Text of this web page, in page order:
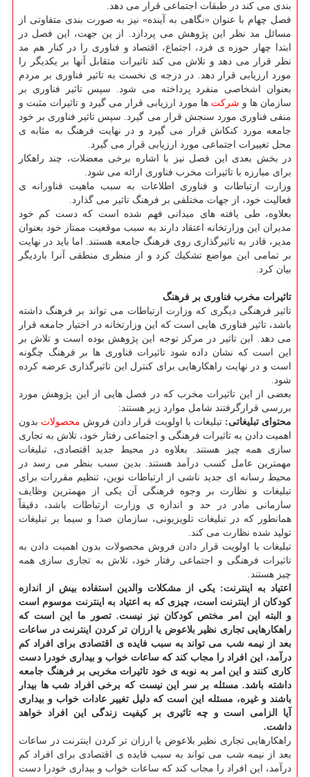
بندی می كند در طبقات اجتماعی قرار می دهد.
فصل چهام با عنوان «نگاهی به آینده» نیز به صورت بندی متفاوتی از
مسائل مد نظر این پژوهش می پردازد. از ین جهت، این فصل در
ابتدا چهار حوزه ی فرد، اجتماع، اقتصاد و فناوری را در كنار هم مد
نظر قرار می دهد و تلاش می كند تاثیرات متقابل آنها بر یكدیگر را
مورد ارزیابی قرار دهد. در درجه ی نخست به تاثیر فناوری بر مردم
بعنوان اشخاصی منفرد پرداخته می شود. سپس تاثیر فناوری بر
سازمان ها و شركت ها مورد ارزیابی قرار می گیرد و تاثیرات مثبت و
منفی فناوری مورد سنجش قرار می گیرد. سپس تاثیر فناوری بر خود
جامعه مورد كنكاش قرار می گیرد و در نهایت فرهنگ به مثابه ی
محل تغییرات اجتماعی مورد ارزیابی قرار می گیرد.
در بخش بعدی این فصل نیز با اشاره برخی معضلات، چند راهكار
برای مبارزه با تاثیرات مخرب فناوری ارائه می شود.
وزارت ارتباطات و فناوری اطلاعات به سبب ماهیت فناورانه ی
فعالیت خود، از جهات مختلفی بر فرهنگ تاثیر می گذارد.
بعلاوه، طی یافته های میدانی فهم شده است كه دست كم خود
مدیران این وزارتخانه اعتقاد دارند به سبب موقعیت ممتاز خود بعنوان
مدیر، قادر به تاثیرگذاری روی فرهنگ جامعه هستند. اما باید در نهایت
بر تمامی این مواضع تشكیك كرد و از منظری منطقی آنرا باردیگر
بیان كرد.
تاثیرات مخرب فناوری بر فرهنگ
تاثیر فرهنگی دیگری كه وزارت ارتباطات می تواند بر فرهنگ داشته
باشد، تاثیر فناوری هایی است كه این وزارتخانه در اختیار جامعه قرار
می دهد. این تاثیر در مركز توجه این پژوهش بوده است و تلاش بر
این است كه نشان داده شود تاثیرات فناوری ها بر فرهنگ چگونه
است و در نهایت راهكارهایی برای كنترل این تاثیرگذاری عرضه كرده
شود.
بعضی از این تاثیرات مخرب كه در فصل هایی از این پژوهش مورد
بررسی قرارگرفتند شامل موارد زیر هستند:
محتوای تبلیغاتی:تبلیغات با اولویت قرار دادن فروش محصولات بدون
اهمیت دادن به تاثیرات فرهنگی و اجتماعی رفتار خود، تلاش به تجاری
سازی همه چیز هستند. بعلاوه در محیط جدید اقتصادی، تبلیغات
مهمترین عامل كسب درآمد هستند. بدین سبب بنظر می رسد در
محیط رسانه ای جدید ناشی از ارتباطات نوین، تنظیم مقررات برای
تبلیغات و نظارت بر وجوه فرهنگی آن یكی از مهمترین وظایف
سازمانی مادر در حد و اندازه ی وزارت ارتباطات باشد، دقیقاً
همانطور كه در تبلیغات تلویزیونی، سازمان صدا و سیما بر تبلیغات
تولید شده نظارت می كند.
تبلیغات با اولویت قرار دادن فروش محصولات بدون اهمیت دادن به
تاثیرات فرهنگی و اجتماعی رفتار خود، تلاش به تجاری سازی همه
چیز هستند.
اعتیاد به اینترنت: یكی از مشكلات والدین استفاده بیش از اندازه
كودكان از اینترنت است، چیزی كه به اعتیاد به اینترنت موسوم است
و البته این امر مختص كودكان نیز نیست. تصور ما این است كه
راهكارهایی تجاری نظیر بلاعوض یا ارزان تر كردن اینترنت در ساعات
بعد از نیمه شب می تواند به سبب فایده ی اقتصادی برای افراد كم
درآمد، این افراد را مجاب كند كه ساعات خواب و بیداری خودرا دست
كاری كنند و این امر به نوبه ی خود تاثیرات مخربی بر فرهنگ جامعه
داشته باشد. مسئله بر سر این نیست كه برخی افراد شب ها بیدار
باشند و غیره، مسئله این است كه دلیل تغییر عادات خواب و بیداری
آیا الزامی است و چه تاثیری بر كیفیت زندگی این افراد خواهد
داشت.
راهكارهایی تجاری نظیر بلاعوض یا ارزان تر كردن اینترنت در ساعات
بعد از نیمه شب می تواند به سبب فایده ی اقتصادی برای افراد كم
درآمد، این افراد را مجاب كند كه ساعات خواب و بیداری خودرا دست